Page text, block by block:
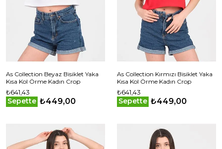
As Collection Beyaz Bisiklet Yaka
Kısa Kol Örme Kadın Crop
₺641,43
Sepette ₺449,00
As Collection Kırmızı Bisiklet Yaka
Kısa Kol Örme Kadın Crop
₺641,43
Sepette ₺449,00